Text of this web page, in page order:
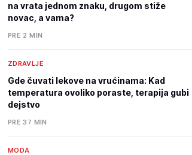
na vrata jednom znaku, drugom stiže
novac, a vama?
PRE 2 MIN
ZDRAVLJE
Gde čuvati lekove na vrućinama: Kad
temperatura ovoliko poraste, terapija gubi
dejstvo
PRE 37 MIN
MODA